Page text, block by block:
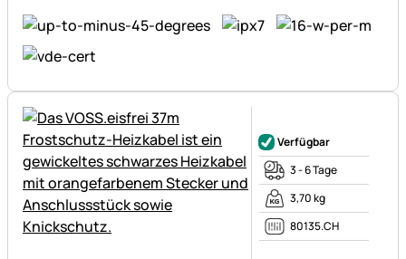
Verfügbar
3 - 6 Tage
3,70 kg
80135.CH